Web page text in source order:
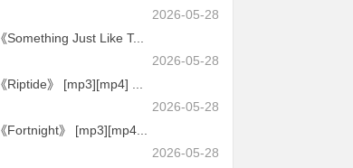
2026-05-28
《Something Just Like T...
2026-05-28
《Riptide》 [mp3][mp4] ...
2026-05-28
《Fortnight》 [mp3][mp4...
2026-05-28